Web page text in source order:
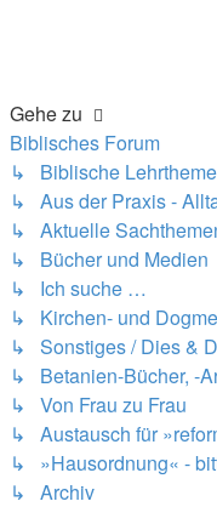
Gehe zu
Biblisches Forum
↳ Biblische
↳ Aus der Praxis -
↳ Aktuelle
↳ Bücher und Medien
↳ Ich suche …
↳ Kirchen- und
↳ Sonstiges / Dies &
↳ Betanien-Bücher, -
↳ Von Frau zu Frau
↳ Austausch für
↳ »Hausordnung« -
↳ Archiv